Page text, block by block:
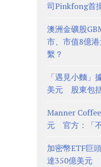
司Pinkfong首
澳洲金礦股
市、市值8億
繫？
「遇見小麵」
美元 股東包
Manner
元 官方：「不
加密幣ETF巨
達350億美元